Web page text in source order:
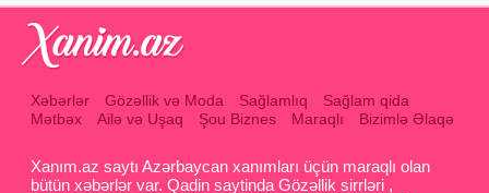
Xəbərlər Gözəllik və Moda Sağlamlıq
Sağlam qida
Mətbəx
Ailə və Uşaq Şou Biznes Maraqlı Bizimlə Əlaqə
Xanım.az saytı Azərbaycan xanımları üçün maraqlı olan
bütün xəbərlər var. Qadin saytinda Gözəllik sirrləri ,